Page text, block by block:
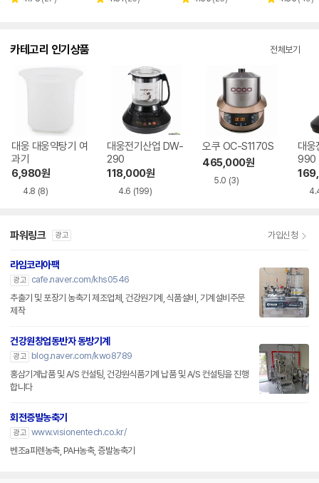
별
별
별
별
카테고리 인기상품 전체보기
대웅 대웅약탕기 여
과기
6,980원
4.8 (8)
대웅전기산업 DW-
290
118,000원
4.6 (199)
오쿠 OC-S1170S
465,000원
5.0 (3)
대웅
990
파워링크 광고 가입신청
라임코리아팩
광고
cafe.naver.com/khs0546
추출기 및 포장기 농축기 제조업체, 건강원기계, 식품설비, 기계설비주문
제작
건강원창업동반자 동방기계
광고
blog.naver.com/kwo8789
홍삼기계납품 및 A/S 컨설팅, 건강원식품기계 납품 및 A/S 컨설팅을 진행
합니다
회전증발농축기
광고 www.visionentech.co.kr/
벤조a피렌농축, PAH농축, 증발농축기